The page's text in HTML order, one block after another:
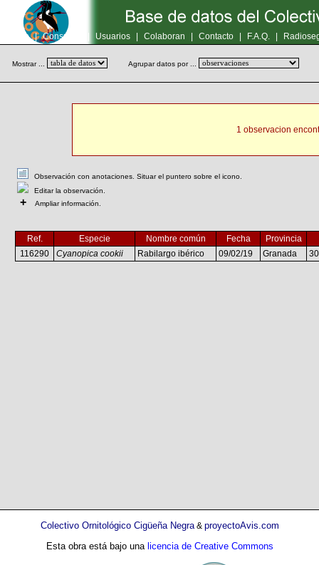
Inicio | Consultas Usuarios Colaboran Contacto F.A.Q.
Mostrar ... Agrupar datos por ...
1 observacion
Observación con anotaciones. Situar el puntero sobre el icono.
Editar la observación.
+ Ampliar información.
Ref. Especie Nombre común Fecha
Provincia
116290
Cyanopica cookii Rabilargo ibérico 09/02/19 Granada
Colectivo Ornitológico Cigüeña Negra& proyectoAvis.com
Esta obra está bajo una licencia de Creative Commons